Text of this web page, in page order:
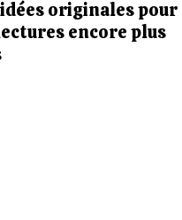
originales pour
encore plus